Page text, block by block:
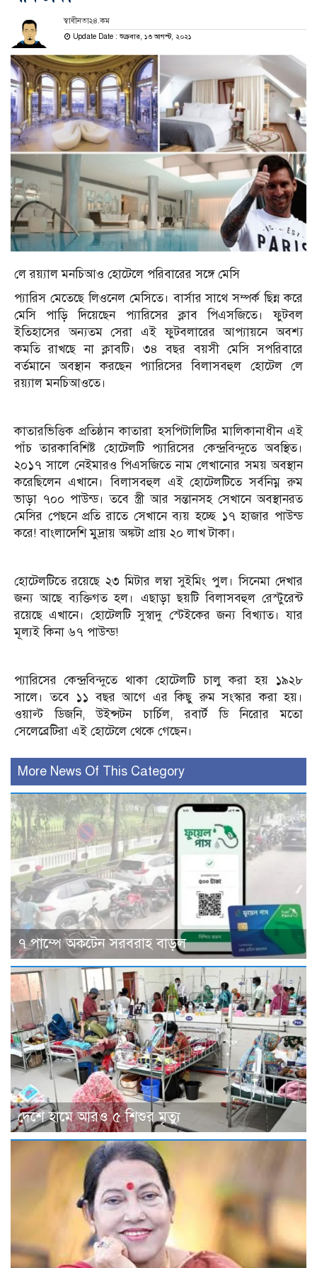
স্বাধীনতা২৪.কম
Update Date : শুক্রবার, ১৩ আগস্ট, ২০২১
লে রয়্যাল মনচিআও হোটেলে পরিবারের সঙ্গে মেসি
প্যারিস মেতেছে লিওনেল মেসিতে। বার্সার সাথে সম্পর্ক ছিন্ন করে
মেসি পাড়ি দিয়েছেন প্যারিসের ক্লাব পিএসজিতে। ফুটবল
ইতিহাসের অন্যতম সেরা এই ফুটবলারের আপ্যায়নে অবশ্য
কমতি রাখছে না ক্লাবটি। ৩৪ বছর বয়সী মেসি সপরিবারে
বর্তমানে অবস্থান করছেন প্যারিসের বিলাসবহুল হোটেল লে
রয়্যাল মনচিআওতে।
কাতারভিত্তিক প্রতিষ্ঠান কাতারা হসপিটালিটির মালিকানাধীন এই
পাঁচ তারকাবিশিষ্ট হোটেলটি প্যারিসের কেন্দ্রবিন্দুতে অবস্থিত।
২০১৭ সালে নেইমারও পিএসজিতে নাম লেখানোর সময় অবস্থান
করেছিলেন এখানে। বিলাসবহুল এই হোটেলটিতে সর্বনিম্ন রুম
ভাড়া ৭০০ পাউন্ড। তবে স্ত্রী আর সন্তানসহ সেখানে অবস্থানরত
মেসির পেছনে প্রতি রাতে সেখানে ব্যয় হচ্ছে ১৭ হাজার পাউন্ড
করে! বাংলাদেশি মুদ্রায় অঙ্কটা প্রায় ২০ লাখ টাকা।
হোটেলটিতে রয়েছে ২৩ মিটার লম্বা সুইমিং পুল। সিনেমা দেখার
জন্য আছে ব্যক্তিগত হল। এছাড়া ছয়টি বিলাসবহুল রেস্টুরেন্ট
রয়েছে এখানে। হোটেলটি সুস্বাদু স্টেইকের জন্য বিখ্যাত। যার
মূল্যই কিনা ৬৭ পাউন্ড!
প্যারিসের কেন্দ্রবিন্দুতে থাকা হোটেলটি চালু করা হয় ১৯২৮
সালে। তবে ১১ বছর আগে এর কিছু রুম সংস্কার করা হয়।
ওয়াল্ট ডিজনি, উইন্সটন চার্চিল, রবার্ট ডি নিরোর মতো
সেলেব্রেটিরা এই হোটেলে থেকে গেছেন।
More News Of This Category
৭ পাম্পে অকটেন সরবরাহ বাড়ল
দেশে হামে আরও ৫ শিশুর মৃত্যু